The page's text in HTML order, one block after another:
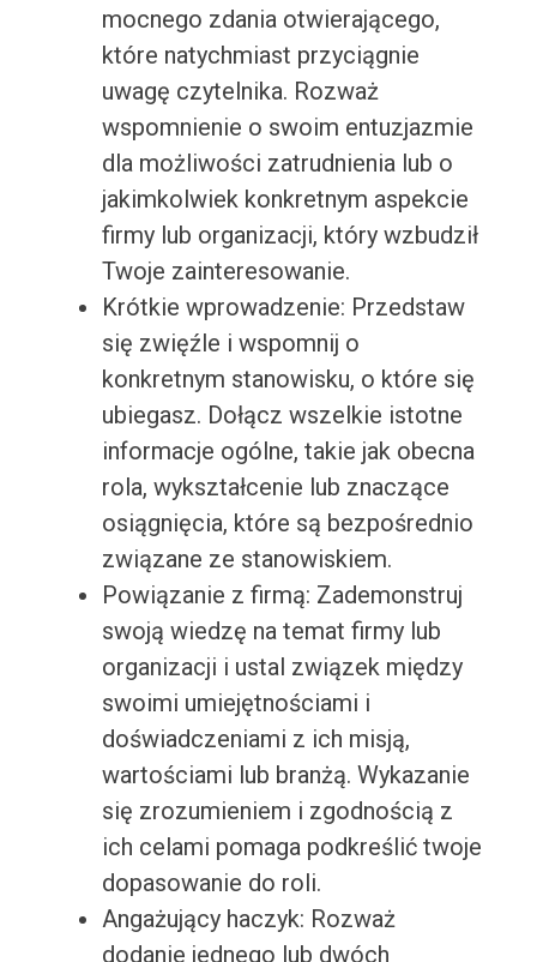
mocnego zdania otwierającego,
które natychmiast przyciągnie
uwagę czytelnika. Rozważ
wspomnienie o swoim entuzjazmie
dla możliwości zatrudnienia lub o
jakimkolwiek konkretnym aspekcie
firmy lub organizacji, który wzbudził
Twoje zainteresowanie.
Krótkie wprowadzenie: Przedstaw
się zwięźle i wspomnij o
konkretnym stanowisku, o które się
ubiegasz. Dołącz wszelkie istotne
informacje ogólne, takie jak obecna
rola, wykształcenie lub znaczące
osiągnięcia, które są bezpośrednio
związane ze stanowiskiem.
Powiązanie z firmą: Zademonstruj
swoją wiedzę na temat firmy lub
organizacji i ustal związek między
swoimi umiejętnościami i
doświadczeniami z ich misją,
wartościami lub branżą. Wykazanie
się zrozumieniem i zgodnością z
ich celami pomaga podkreślić twoje
dopasowanie do roli.
Angażujący haczyk: Rozważ
dodanie jednego lub dwóch